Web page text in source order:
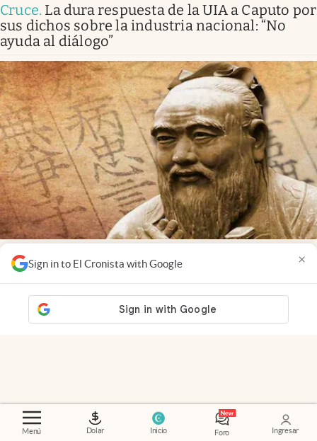
Menú Dolar Inicio Foro Ingresar
Sign in to El Cronista with Google ×
Cruce. La dura respuesta de la UIA a Caputo por
sus dichos sobre la industria nacional: “No
ayuda al diálogo”
Reflections. Confucius, philosopher: "Choose a
job you love, and you will never have to work a